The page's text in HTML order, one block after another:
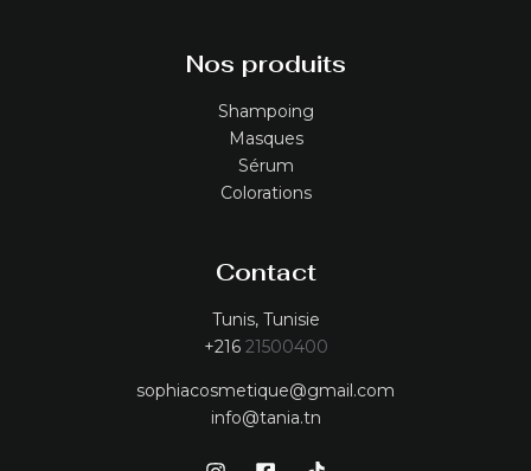
Nos produits
Shampoing
Masques
Sérum
Colorations
Contact
Tunis, Tunisie
+216 21500400
sophiacosmetique@gmail.com
info@tania.tn